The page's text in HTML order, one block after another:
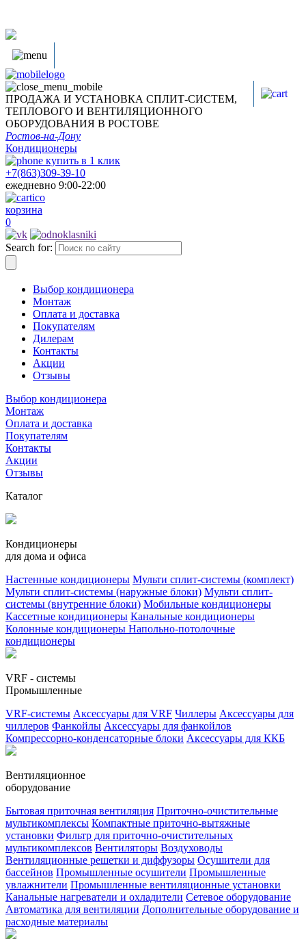
ПРОДАЖА И УСТАНОВКА СПЛИТ-СИСТЕМ,
ТЕПЛОВОГО И ВЕНТИЛЯЦИОННОГО
ОБОРУДОВАНИЯ В РОСТОВЕ
Ростов-на-Дону
Кондиционеры
купить в 1 клик
+7(863)309-39-10
ежедневно 9:00-22:00
корзина
0
Search for:
Выбор кондиционера
Монтаж
Оплата и доставка
Покупателям
Дилерам
Контакты
Акции
Отзывы
Выбор кондиционера
Монтаж
Оплата и доставка
Покупателям
Контакты
Акции
Отзывы
Каталог
Кондиционеры
для дома и офиса
Настенные кондиционеры Мульти сплит-системы (комплект)
Мульти сплит-системы (наружные блоки) Мульти сплит-
системы (внутренние блоки) Мобильные кондиционеры
Кассетные кондиционеры Канальные кондиционеры
Колонные кондиционеры Напольно-потолочные
кондиционеры
VRF - системы
Промышленные
VRF-системы Аксессуары для VRF Чиллеры Аксессуары для
чиллеров Фанкойлы Аксессуары для фанкойлов
Компрессорно-конденсаторные блоки Аксессуары для ККБ
Вентиляционное
оборудование
Бытовая приточная вентиляция Приточно-очистительные
мультикомплексы Компактные приточно-вытяжные
установки Фильтр для приточно-очистительных
мультикомплексов Вентиляторы Воздуховоды
Вентиляционные решетки и диффузоры Осушители для
бассейнов Промышленные осушители Промышленные
увлажнители Промышленные вентиляционные установки
Канальные нагреватели и охладители Сетевое оборудование
Автоматика для вентиляции Дополнительные оборудование и
расходные материалы